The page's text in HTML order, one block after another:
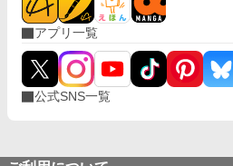
アプリ一覧
公式SNS一覧